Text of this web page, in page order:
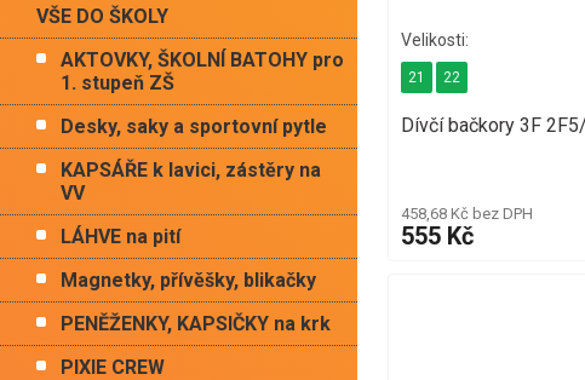
VŠE DO ŠKOLY
AKTOVKY, ŠKOLNÍ BATOHY pro
1. stupeň ZŠ
Desky, saky a sportovní pytle
KAPSÁŘE k lavici, zástěry na
VV
LÁHVE na pití
Magnetky, přívěšky, blikačky
PENĚŽENKY, KAPSIČKY na krk
PIXIE CREW
Dívčí bačkory 3F
458,68 Kč bez DPH
555 Kč
21 22